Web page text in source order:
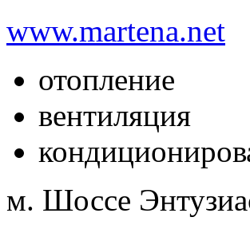
www.martena.net
отопление
вентиляция
м. Шоссе